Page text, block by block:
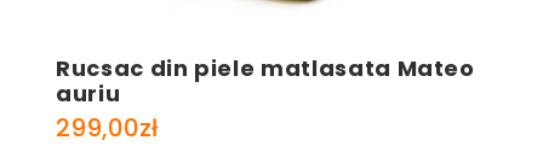
Rucsac din piele matlasata Mateo
auriu
299,00zł